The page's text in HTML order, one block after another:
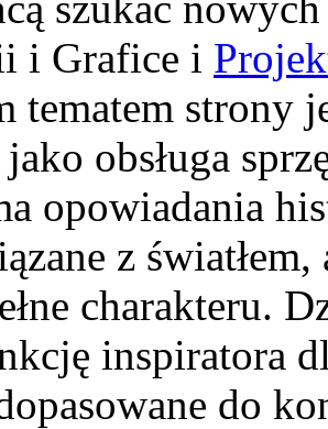
i Grafice i
tematem strony
obsługa
opowiadania
z
charakteru.
inspiratora
do